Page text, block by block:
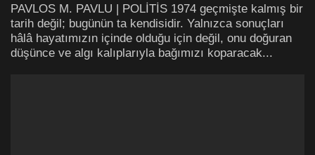
PAVLOS M. PAVLU | POLİTİS 1974 geçmişte kalmış bir
tarih değil; bugünün ta kendisidir. Yalnızca sonuçları
hâlâ hayatımızın içinde olduğu için değil, onu doğuran
düşünce ve algı kalıplarıyla bağımızı koparacak...